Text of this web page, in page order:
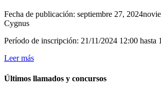
Fecha de publicación: septiembre 27, 2024
Cygnus
Período de inscripción: 21/11/2024 12:00 hasta
Leer más
Últimos llamados y concursos